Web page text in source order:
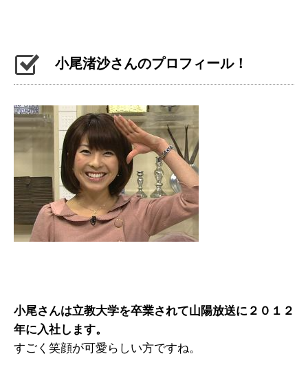
小尾渚沙さんのプロフィール！
小尾さんは立教大学を卒業されて山陽放送に２０１２
年に入社します。
すごく笑顔が可愛らしい方ですね。